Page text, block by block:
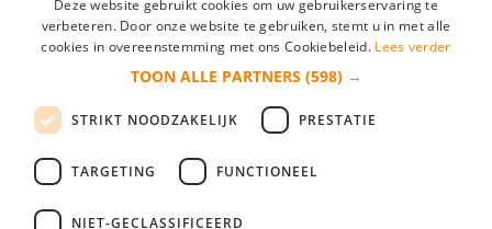
*
login gegevens onthouden
login
Bedrijf aanmelden
Deze website gebruikt cookies om uw gebruikerservaring te
verbeteren. Door onze website te gebruiken, stemt u in met alle
cookies in overeenstemming met ons Cookiebeleid. Lees verder
TOON ALLE PARTNERS (598) →
STRIKT NOODZAKELIJK PRESTATIE
TARGETING FUNCTIONEEL
NIET-GECLASSIFICEERD